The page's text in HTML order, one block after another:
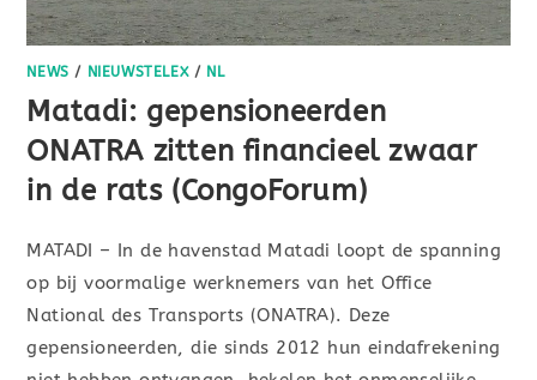
NEWS / NIEUWSTELEX/ NL
Matadi: gepensioneerden
ONATRA zitten financieel zwaar
in de rats (CongoForum)
MATADI – In de havenstad Matadi loopt de spanning
op bij voormalige werknemers van het Office
National des Transports (ONATRA). Deze
gepensioneerden, die sinds 2012 hun eindafrekening